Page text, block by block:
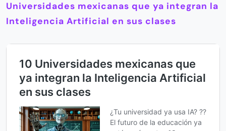
Universidades mexicanas que ya integran la
Inteligencia Artificial en sus clases